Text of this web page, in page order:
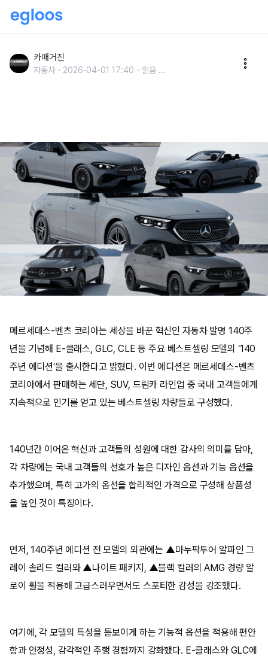
모델 출시
카매거진
자동차 2026-04-01 17:40 읽음 ...
메르세데스-벤츠 코리아는 세상을 바꾼 혁신인 자동차 발명 140주
년을 기념해 E-클래스, GLC, CLE 등 주요 베스트셀링 모델의 ‘140
주년 에디션’을 출시한다고 밝혔다. 이번 에디션은 메르세데스-벤츠
코리아에서 판매하는 세단, SUV, 드림카 라인업 중 국내 고객들에게
지속적으로 인기를 얻고 있는 베스트셀링 차량들로 구성했다.
140년간 이어온 혁신과 고객들의 성원에 대한 감사의 의미를 담아,
각 차량에는 국내 고객들의 선호가 높은 디자인 옵션과 기능 옵션을
추가했으며, 특히 고가의 옵션을 합리적인 가격으로 구성해 상품성
을 높인 것이 특징이다.
먼저, 140주년 에디션 전 모델의 외관에는 ▲마누팍투어 알파인 그
레이 솔리드 컬러와 ▲나이트 패키지, ▲블랙 컬러의 AMG 경량 알
로이 휠을 적용해 고급스러우면서도 스포티한 감성을 강조했다.
여기에, 각 모델의 특성을 돋보이게 하는 기능적 옵션을 적용해 편안
함과 안정성, 감각적인 주행 경험까지 강화했다. E-클래스와 GLC에